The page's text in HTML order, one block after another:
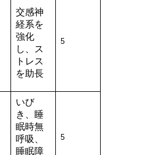
交感神
経系を
強化
し、ス
トレス
を助長
5
いび
き、睡
眠時無
呼吸、
睡眠障
5